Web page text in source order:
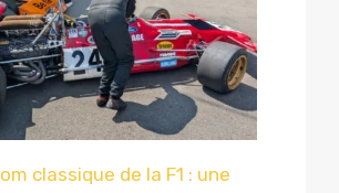
classique de la F1 : une